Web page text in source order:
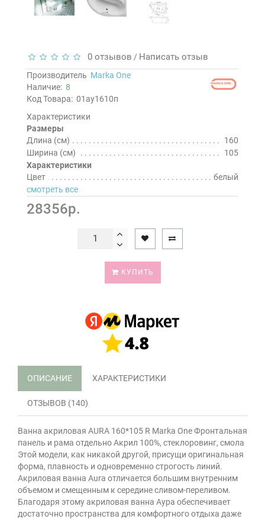
0 отзывов / Написать отзыв
Производитель Marka One
Наличие: 8
Код Товара: 01ау1610п
Характеристики
Размеры
Длина (см)
160
Ширина (см)
105
Характеристики
Цвет
белый
смотреть все
28356р.
КУПИТЬ
ОПИСАНИЕ ХАРАКТЕРИСТИКИ
ОТЗЫВОВ (140)
Ванна акриловая AURA 160*105 R Marka One Фронтальная
панель и рама отдельно Акрил 100%, стеклоровинг, смола
Этой модели, как никакой другой, присущи оригинальная
форма, плавность и одновременно строгость линий.
Акриловая ванна Aura отличается большим внутренним
объемом и смещенным к середине сливом-переливом.
Благодаря этому акриловая ванна Аура обеспечивает
достаточно пространства для комфортного отдыха даже